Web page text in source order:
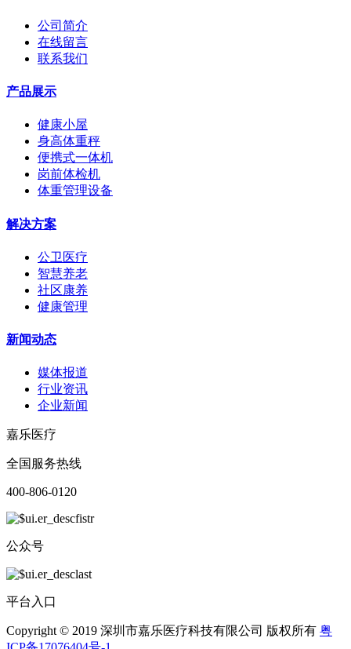
公司简介
在线留言
联系我们
产品展示
健康小屋
身高体重秤
便携式一体机
岗前体检机
体重管理设备
解决方案
公卫医疗
智慧养老
社区康养
健康管理
新闻动态
媒体报道
行业资讯
企业新闻
嘉乐医疗
全国服务热线
400-806-0120
公众号
平台入口
Copyright © 2019 深圳市嘉乐医疗科技有限公司 版权所有 粤